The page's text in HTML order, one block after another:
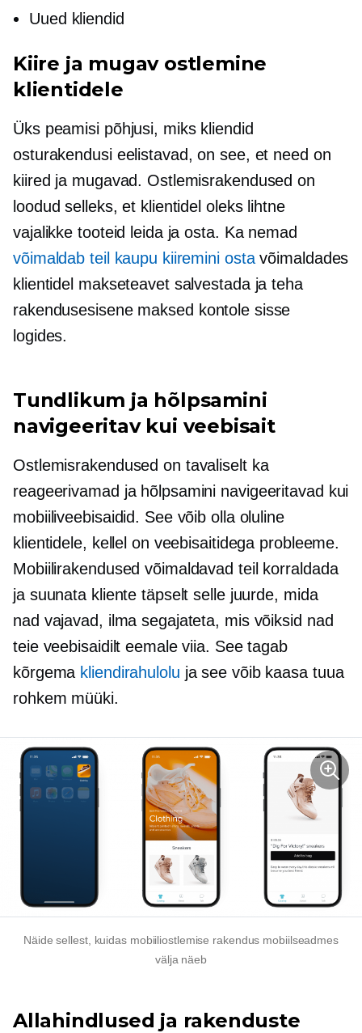
Uued kliendid
Kiire ja mugav ostlemine
klientidele
Üks peamisi põhjusi, miks kliendid
osturakendusi eelistavad, on see, et need on
kiired ja mugavad. Ostlemisrakendused on
loodud selleks, et klientidel oleks lihtne
vajalikke tooteid leida ja osta. Ka nemad
võimaldab teil kaupu kiiremini ostavõimaldades
klientidel makseteavet salvestada ja teha
rakendusesisenemaksed kontole sisse
logides.
Tundlikum ja hõlpsamini
navigeeritav kui veebisait
Ostlemisrakendused on tavaliselt ka
reageerivamad ja hõlpsamini navigeeritavad kui
mobiiliveebisaidid. See võib olla oluline
klientidele, kellel on veebisaitidega probleeme.
Mobiilirakendused võimaldavad teil korraldada
ja suunata kliente täpselt selle juurde, mida
nad vajavad, ilma segajateta, mis võiksid nad
teie veebisaidilt eemale viia. See tagab
kõrgema kliendirahulolu ja see võib kaasa tuua
rohkem müüki.
Näide sellest, kuidas mobiiliostlemise rakendus mobiilseadmes
välja näeb
Allahindlused ja rakenduste